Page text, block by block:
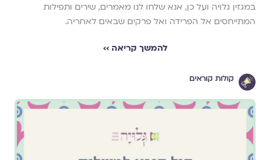
במגזין גלויה ועל כן, אנא שלחו לנו מאמרים, שירים ותפילות
המתייחסים אל הפרידה ואל פרקים שבאים לאחריה.
להמשך קריאה ››
קולות קוראים